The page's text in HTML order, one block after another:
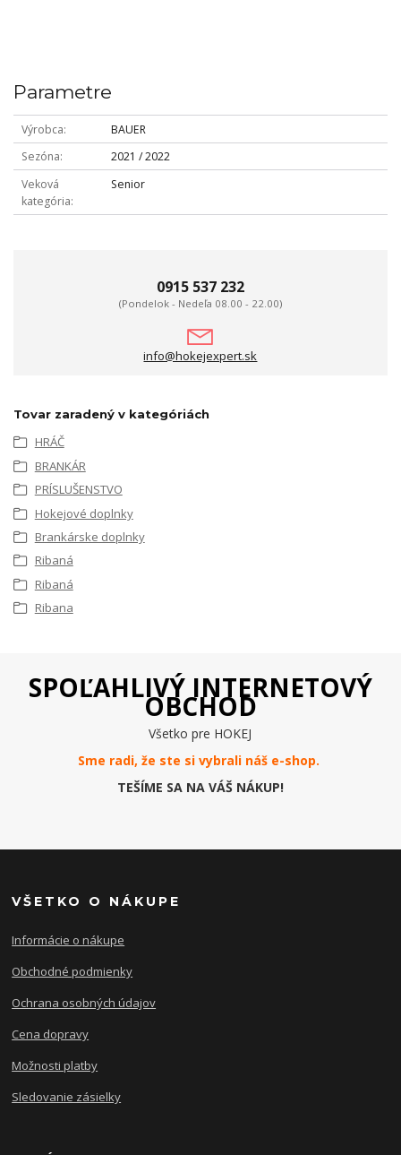
Parametre
Výrobca
BAUER
Sezóna
2021 / 2022
Veková
kategória
Senior
0915 537 232
(Pondelok - Nedeľa 08.00 - 22.00)
info@hokejexpert.sk
Tovar zaradený v kategóriách
HRÁČ
BRANKÁR
PRÍSLUŠENSTVO
Hokejové doplnky
Brankárske doplnky
Ribaná
Ribaná
Ribana
SPOĽAHLIVÝ INTERNETOVÝ
OBCHOD
Všetko pre HOKEJ
Sme radi, že ste si vybrali náš e-shop.
TEŠÍME SA NA VÁŠ NÁKUP!
VŠETKO O NÁKUPE
Informácie o nákupe
Obchodné podmienky
Ochrana osobných údajov
Cena dopravy
Možnosti platby
Sledovanie zásielky